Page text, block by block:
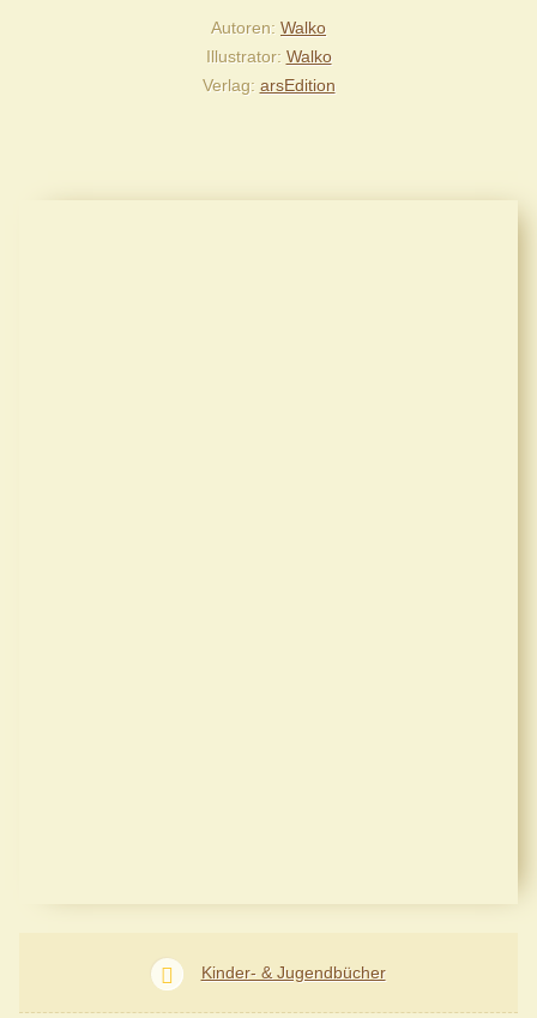
Autoren Walko
Illustrator Walko
Verlag arsEdition
Kinder- & Jugendbücher